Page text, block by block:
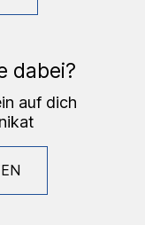
dabei?
auf dich